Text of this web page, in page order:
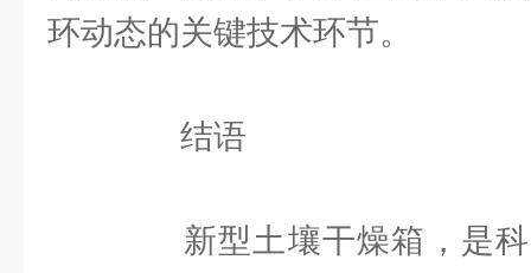
环动态的关键技术环节。
结语
新型土壤干燥箱，是科